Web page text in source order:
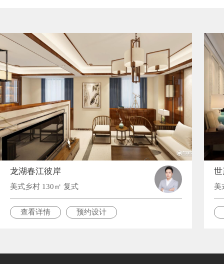
龙湖春江彼岸
美式乡村 130㎡ 复式
查看详情 预约设计
美